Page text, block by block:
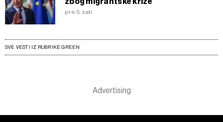
pre 5 sati
SVE VESTI IZ RUBRIKE GREEN